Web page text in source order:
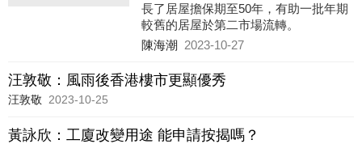
長了居屋擔保期至50年，有助一批年期
較舊的居屋於第二市場流轉。
陳海潮 2023-10-27
汪敦敬：風雨後香港樓市更顯優秀
汪敦敬 2023-10-25
黃詠欣：工廈改變用途 能申請按揭嗎？